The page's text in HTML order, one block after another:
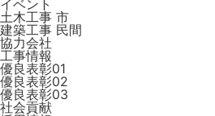
イベント
土木工事 市
建築工事 ⺠間
協力会社
工事情報
優良表彰01
優良表彰02
優良表彰03
社会貢献